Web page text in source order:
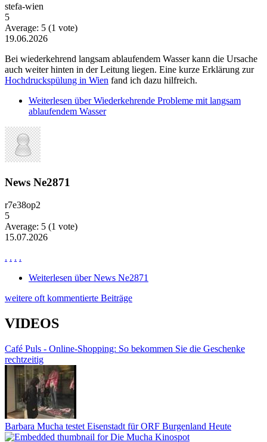
stefa-wien
5
Average: 5 (1 vote)
19.06.2026
Bei wiederkehrend langsam ablaufendem Wasser kann die Ursache
auch weiter hinten in der Leitung liegen. Eine kurze Erklärung zur
Hochdruckspülung in Wien fand ich dazu hilfreich.
Weiterlesen über Wiederkehrende Probleme mit langsam
ablaufendem Wasser
News Ne2871
r7e38op2
5
Average: 5 (1 vote)
15.07.2026
. . . .
Weiterlesen über News Ne2871
weitere oft kommentierte Beiträge
VIDEOS
Café Puls - Online-Shopping: So bekommen Sie die Geschenke
rechtzeitig
Barbara Mucha testet Eisenstadt für ORF Burgenland Heute